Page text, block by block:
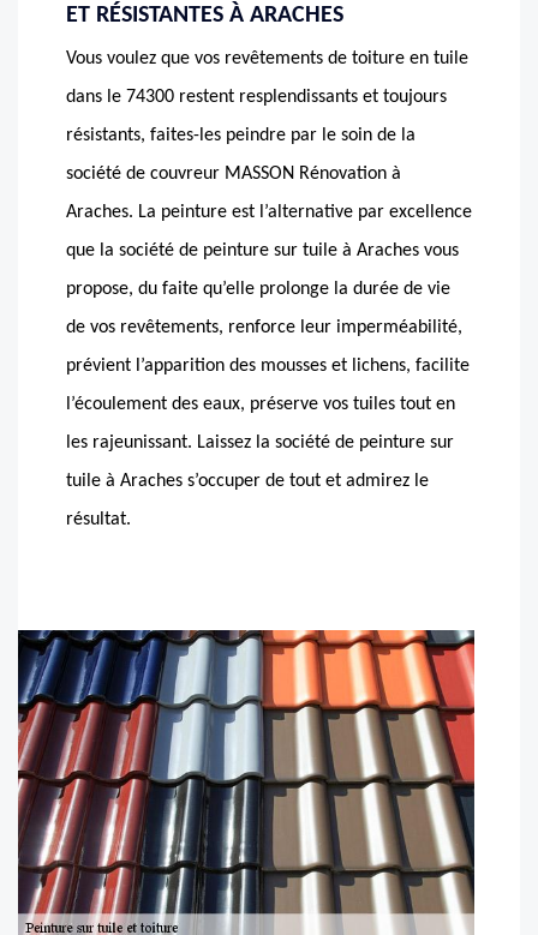
ET RÉSISTANTES À ARACHES
Vous voulez que vos revêtements de toiture en tuile
dans le 74300 restent resplendissants et toujours
résistants, faites-les peindre par le soin de la
société de couvreur MASSON Rénovation à
Araches. La peinture est l’alternative par excellence
que la société de peinture sur tuile à Araches vous
propose, du faite qu’elle prolonge la durée de vie
de vos revêtements, renforce leur imperméabilité,
prévient l’apparition des mousses et lichens, facilite
l’écoulement des eaux, préserve vos tuiles tout en
les rajeunissant. Laissez la société de peinture sur
tuile à Araches s’occuper de tout et admirez le
résultat.